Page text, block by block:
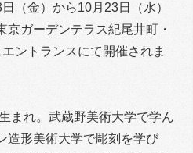
（金）から10月23日（水）
京ガーデンテラス紀尾井町・
ントランスにて開催されま
まれ。武蔵野美術大学で学ん
造形美術大学で彫刻を学び